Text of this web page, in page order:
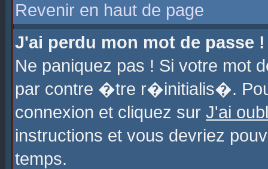
Revenir en haut de page
J'ai perdu mon mot de passe !
Ne paniquez pas ! Si votre
par contre �tre r�initialis�.
connexion et cliquez sur J'ai
instructions et vous devriez
temps.